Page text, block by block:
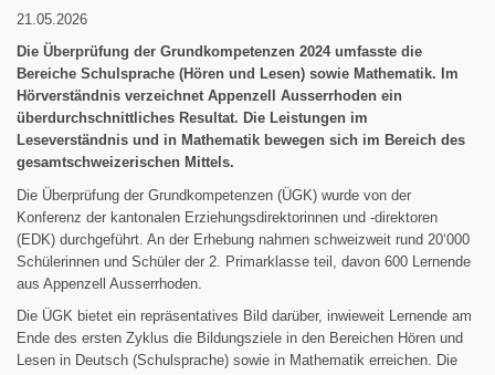
21.05.2026
Die Überprüfung der Grundkompetenzen 2024 umfasste die
Bereiche Schulsprache (Hören und Lesen) sowie Mathematik. Im
Hörverständnis verzeichnet Appenzell Ausserrhoden ein
überdurchschnittliches Resultat. Die Leistungen im
Leseverständnis und in Mathematik bewegen sich im Bereich des
gesamtschweizerischen Mittels.
Die Überprüfung der Grundkompetenzen (ÜGK) wurde von der
Konferenz der kantonalen Erziehungsdirektorinnen und -direktoren
(EDK) durchgeführt. An der Erhebung nahmen schweizweit rund 20‘000
Schülerinnen und Schüler der 2. Primarklasse teil, davon 600 Lernende
aus Appenzell Ausserrhoden.
Die ÜGK bietet ein repräsentatives Bild darüber, inwieweit Lernende am
Ende des ersten Zyklus die Bildungsziele in den Bereichen Hören und
Lesen in Deutsch (Schulsprache) sowie in Mathematik erreichen. Die